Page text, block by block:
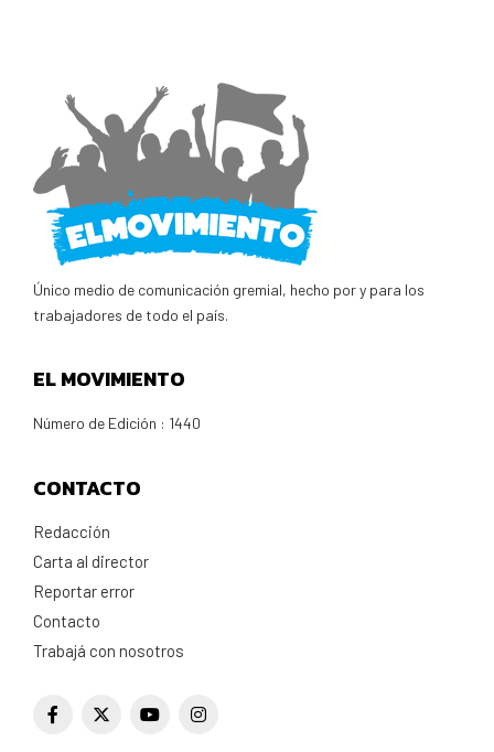
Único medio de comunicación gremial, hecho por y para los
trabajadores de todo el país.
EL MOVIMIENTO
Número de Edición : 1440
CONTACTO
Redacción
Carta al director
Reportar error
Contacto
Trabajá con nosotros